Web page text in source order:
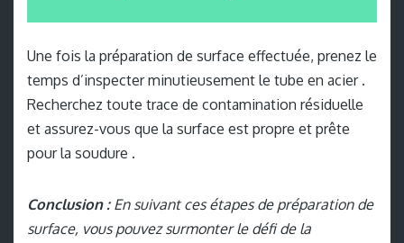
Une fois la préparation de surface effectuée, prenez le
temps d’inspecter minutieusement le tube en acier .
Recherchez toute trace de contamination résiduelle
et assurez-vous que la surface est propre et prête
pour la soudure .
Conclusion :En suivant ces étapes de préparation de
surface, vous pouvez surmonter le défi de la